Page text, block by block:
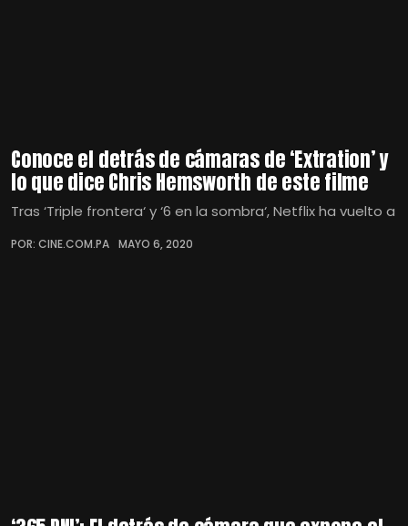
Conoce el detrás de cámaras de ‘Extration’ y
lo que dice Chris Hemsworth de este filme
Tras ‘Triple frontera‘ y ‘6 en la sombra‘, Netflix ha vuelto a
POR: CINE.COM.PA MAYO 6, 2020